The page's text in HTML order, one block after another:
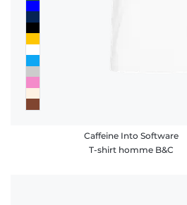
Caffeine Into Software
T-shirt homme B&C